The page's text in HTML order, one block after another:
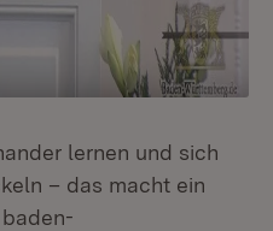
lernen und sich
– das macht ein